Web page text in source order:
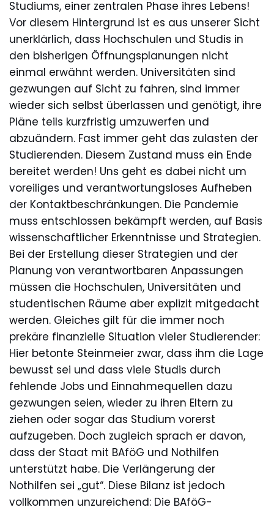
Studiums, einer zentralen Phase ihres Lebens!
Vor diesem Hintergrund ist es aus unserer Sicht
unerklärlich, dass Hochschulen und Studis in
den bisherigen Öffnungsplanungen nicht
einmal erwähnt werden. Universitäten sind
gezwungen auf Sicht zu fahren, sind immer
wieder sich selbst überlassen und genötigt, ihre
Pläne teils kurzfristig umzuwerfen und
abzuändern. Fast immer geht das zulasten der
Studierenden. Diesem Zustand muss ein Ende
bereitet werden! Uns geht es dabei nicht um
voreiliges und verantwortungsloses Aufheben
der Kontaktbeschränkungen. Die Pandemie
muss entschlossen bekämpft werden, auf Basis
wissenschaftlicher Erkenntnisse und Strategien.
Bei der Erstellung dieser Strategien und der
Planung von verantwortbaren Anpassungen
müssen die Hochschulen, Universitäten und
studentischen Räume aber explizit mitgedacht
werden. Gleiches gilt für die immer noch
prekäre finanzielle Situation vieler Studierender:
Hier betonte Steinmeier zwar, dass ihm die Lage
bewusst sei und dass viele Studis durch
fehlende Jobs und Einnahmequellen dazu
gezwungen seien, wieder zu ihren Eltern zu
ziehen oder sogar das Studium vorerst
aufzugeben. Doch zugleich sprach er davon,
dass der Staat mit BAföG und Nothilfen
unterstützt habe. Die Verlängerung der
Nothilfen sei „gut“. Diese Bilanz ist jedoch
vollkommen unzureichend: Die BAföG-